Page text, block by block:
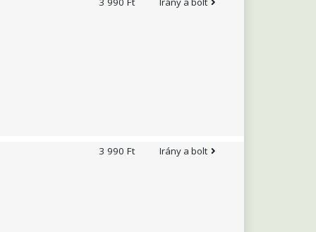
3 990 Ft Irány a bolt